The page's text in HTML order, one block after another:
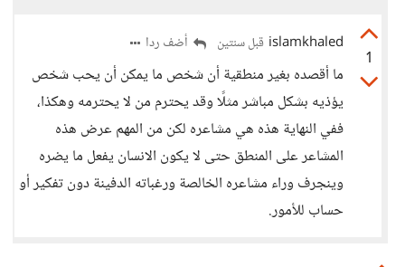
1
islamkhaled قبل سنتين أضف ردا
ما أقصده بغير منطقية أن شخص ما يمكن أن يحب شخص
يؤذيه بشكل مباشر مثلًا وقد يحترم من لا يحترمه وهكذا،
ففي النهاية هذه هي مشاعره لكن من المهم عرض هذه
المشاعر على المنطق حتى لا يكون الانسان يفعل ما يضره
وينجرف وراء مشاعره الخالصة ورغباته الدفينة دون تفكير أو
حساب للأمور.